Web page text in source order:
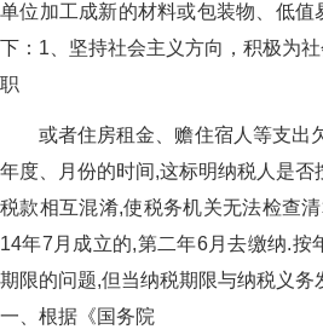
单位加工成新的材料或包装物、低
下：1、坚持社会主义方向，积极为
职
或者住房租金、赡住宿人等支出
年度、月份的时间,这标明纳税人是
税款相互混淆,使税务机关无法检查
14年7月成立的,第二年6月去缴纳.按
期限的问题,但当纳税期限与纳税义
一、根据《国务院